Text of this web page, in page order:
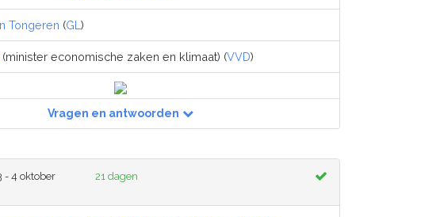
Tongeren (GL )
(minister economische zaken en klimaat) (VVD)
Vragen en antwoorden
- 4 oktober
21 dagen